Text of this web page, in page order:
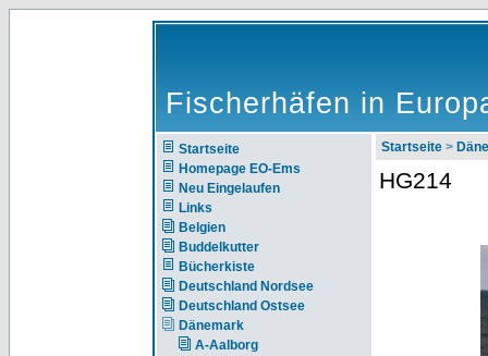
Fischerhäfen in
Startseite
Homepage EO-Ems
Neu Eingelaufen
Links
Belgien
Buddelkutter
Bücherkiste
Deutschland Nordsee
Deutschland Ostsee
Dänemark
A-Aalborg
Startseite >
HG214